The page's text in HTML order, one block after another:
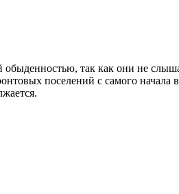
так как они не
поселений с самого начала